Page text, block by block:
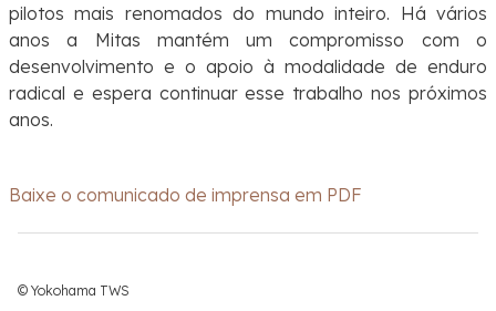
pilotos mais renomados do mundo inteiro. Há vários
anos a Mitas mantém um compromisso com o
desenvolvimento e o apoio à modalidade de enduro
radical e espera continuar esse trabalho nos próximos
anos.
Baixe o comunicado de imprensa em PDF
© Yokohama TWS